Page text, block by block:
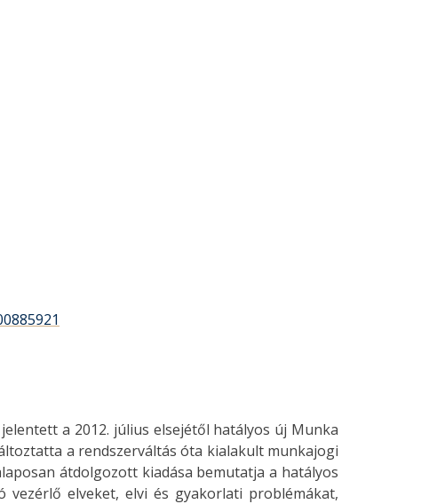
a 2012. július elsejétől hatályos új Munka
a rendszerváltás óta kialakult munkajogi
átdolgozott kiadása bemutatja a hatályos
elveket, elvi és gyakorlati problémákat,